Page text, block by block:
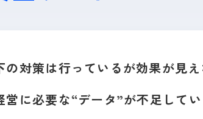
の対策は行っているが効果が見
営に必要な“データ”が不足してい